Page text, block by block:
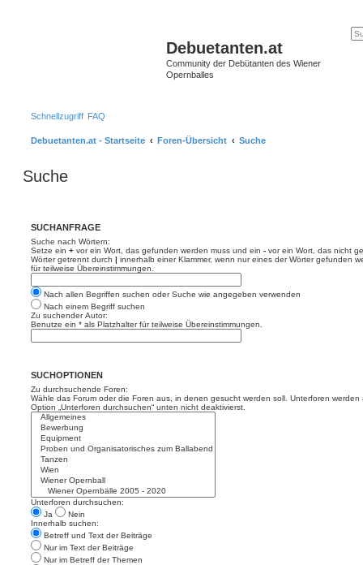
Debuetanten.at
Community der Debütanten des Wiener
Opernballes
Schnellzugriff FAQ
Debuetanten.at - Startseite Foren-Übersicht Suche
Suche
SUCHANFRAGE
Suche nach Wörtern:
Setze ein + vor ein Wort, das gefunden werden muss und ein - vor ein Wort, das nicht
Wörter getrennt durch | innerhalb einer Klammer, wenn nur eines der Wörter gefunden
für teilweise Übereinstimmungen.
Nach allen Begriffen suchen oder Suche wie angegeben verwenden
Nach einem Begriff suchen
Zu suchender Autor:
Benutze ein * als Platzhalter für teilweise Übereinstimmungen.
SUCHOPTIONEN
Zu durchsuchende Foren:
Wähle das Forum oder die Foren aus, in denen gesucht werden soll. Unterforen
Option „Unterforen durchsuchen“ unten nicht deaktivierst.
Unterforen durchsuchen:
Ja
Nein
Innerhalb suchen:
Betreff und Text der Beiträge
Nur im Text der Beiträge
Nur im Betreff der Themen